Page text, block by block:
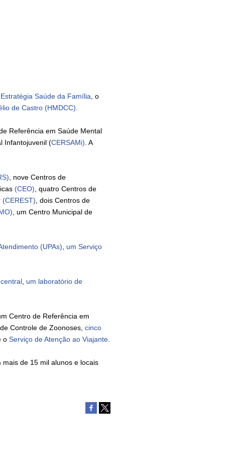
Saúde da Família, o
de Castro (HMDCC).
Referência em Saúde Mental
Infantojuvenil (CERSAMi). A
, nove Centros de
(CEO), quatro Centros de
(CEREST), dois Centros de
, um Centro Municipal de
(UPAs), um Serviço
, um laboratório de
Centro de Referência em
Controle de Zoonoses, cinco
o Serviço de Atenção ao Viajante.
de 15 mil alunos e locais